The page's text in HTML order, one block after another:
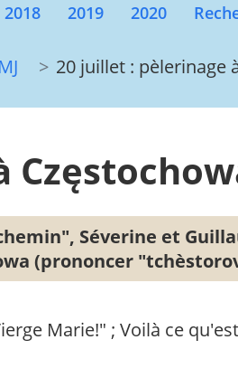
2018 2019 2020
20 juillet : pèlerinage
Séverine et
(prononcer
Marie!" ; Voilà ce